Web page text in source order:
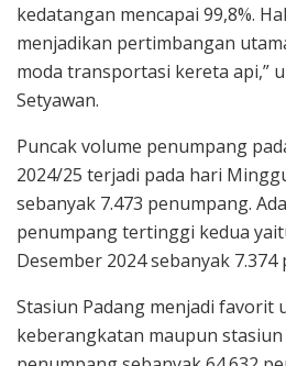
kedatangan mencapai 99,8%.
menjadikan pertimbangan
moda transportasi kereta api,”
Setyawan.
Puncak volume penumpang
2024/25 terjadi pada hari
sebanyak 7.473 penumpang.
penumpang tertinggi kedua
Desember 2024 sebanyak 7.374
Stasiun Padang menjadi favorit
keberangkatan maupun